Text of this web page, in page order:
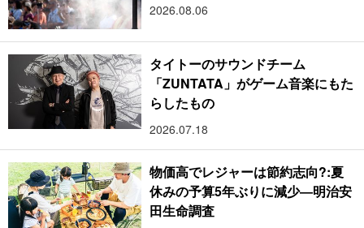
2026.08.06
タイトーのサウンドチーム
「ZUNTATA」がゲーム音楽にもた
らしたもの
2026.07.18
物価高でレジャーは節約志向?:夏
休みの予算5年ぶりに減少―明治安
田生命調査